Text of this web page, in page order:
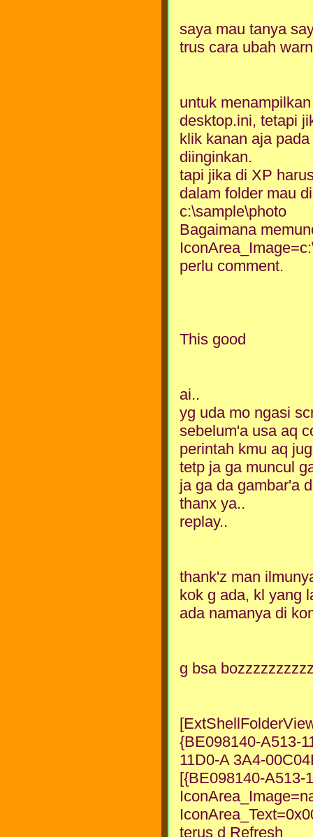
saya mau tanya
trus cara ubah
untuk
desktop.ini, tetapi
klik kanan aja
diinginkan.
tapi jika di XP
dalam folder mau
c:\sample\photo
Bagaimana
perlu comment.
This good
ai..
yg uda mo ngasi
sebelum'a usa aq
perintah kmu aq
tetp ja ga muncul
ja ga da gambar'a
thanx ya..
replay..
thank'z man
kok g ada, kl yang
ada namanya di
g bsa
{BE098140-A513-
11D0-A 3A4-
[{BE098140-A513-
terus d Refresh